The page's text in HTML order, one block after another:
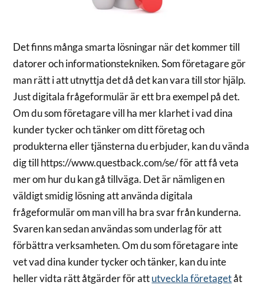
Det finns många smarta lösningar när det kommer till
datorer och informationstekniken. Som företagare gör
man rätt i att utnyttja det då det kan vara till stor hjälp.
Just digitala frågeformulär är ett bra exempel på det.
Om du som företagare vill ha mer klarhet i vad dina
kunder tycker och tänker om ditt företag och
produkterna eller tjänsterna du erbjuder, kan du vända
dig till https://www.questback.com/se/ för att få veta
mer om hur du kan gå tillväga. Det är nämligen en
väldigt smidig lösning att använda digitala
frågeformulär om man vill ha bra svar från kunderna.
Svaren kan sedan användas som underlag för att
förbättra verksamheten. Om du som företagare inte
vet vad dina kunder tycker och tänker, kan du inte
heller vidta rätt åtgärder för attutveckla företagetåt